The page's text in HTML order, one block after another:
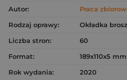
Autor:
Praca
Rodzaj oprawy:
Okładka
Liczba stron:
60
Format:
189x110x5 mm
Rok wydania:
2020